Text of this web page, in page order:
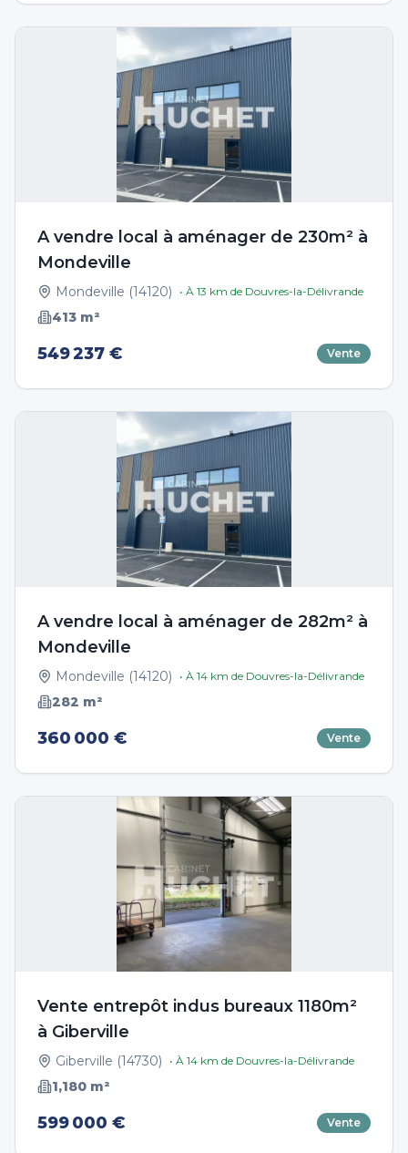
A vendre local à aménager de 230m² à
Mondeville
Mondeville (14120) • À 13 km de Douvres-la-Délivrande
413 m²
549 237 € Vente
A vendre local à aménager de 282m² à
Mondeville
Mondeville (14120) • À 14 km de Douvres-la-Délivrande
282 m²
360 000 € Vente
Vente entrepôt indus bureaux 1180m²
à Giberville
Giberville (14730) • À 14 km de Douvres-la-Délivrande
1,180 m²
599 000 € Vente